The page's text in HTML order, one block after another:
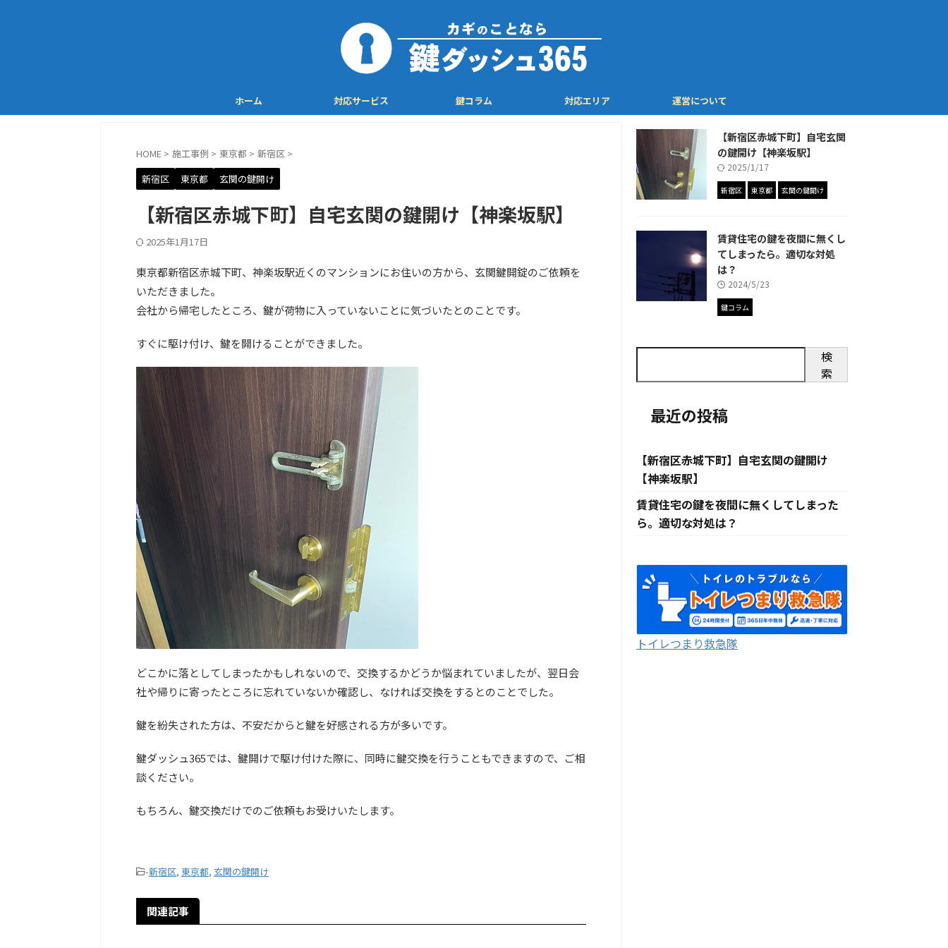
ホーム 対応サービス 鍵コラム 対応エリア 運営について
HOME > 施工事例 > 東京都 > 新宿区 >
新宿区
東京都 玄関の鍵開け
【新宿区赤城下町】自宅玄関の鍵開け【神楽坂駅】
2025年1月17日
東京都新宿区赤城下町、神楽坂駅近くのマンションにお住いの方から、玄関鍵開錠のご依頼を
いただきました。
会社から帰宅したところ、鍵が荷物に入っていないことに気づいたとのことです。
すぐに駆け付け、鍵を開けることができました。
どこかに落としてしまったかもしれないので、交換するかどうか悩まれていましたが、翌日会
社や帰りに寄ったところに忘れていないか確認し、なければ交換をするとのことでした。
鍵を紛失された方は、不安だからと鍵を好感される方が多いです。
鍵ダッシュ365では、鍵開けで駆け付けた際に、同時に鍵交換を行うこともできますので、ご相
談ください。
もちろん、鍵交換だけでのご依頼もお受けいたします。
-新宿区, 東京都, 玄関の鍵開け
関連記事
【新宿区赤城下町】自宅玄関
の鍵開け【神楽坂駅】
2025/1/17
新宿区 東京都 玄関の鍵開け
賃貸住宅の鍵を夜間に無くし
てしまったら。適切な対処
は？
2024/5/23
鍵コラム
検
索
最近の投稿
【新宿区赤城下町】自宅玄関の鍵開け
【神楽坂駅】
賃貸住宅の鍵を夜間に無くしてしまった
ら。適切な対処は？
トイレつまり救急隊